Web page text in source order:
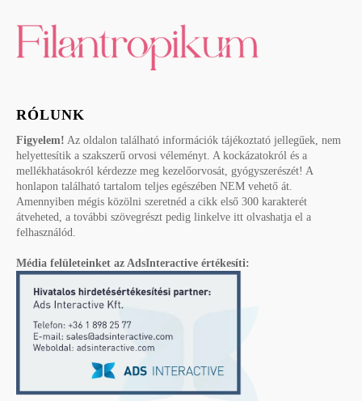
RÓLUNK
Figyelem! Az oldalon található információk tájékoztató jellegűek, nem
helyettesítik a szakszerű orvosi véleményt. A kockázatokról és a
mellékhatásokról kérdezze meg kezelőorvosát, gyógyszerészét! A
honlapon található tartalom teljes egészében NEM vehető át.
Amennyiben mégis közölni szeretnéd a cikk első 300 karakterét
átveheted, a további szövegrészt pedig linkelve itt olvashatja el a
felhasználód.
Média felületeinket az AdsInteractive értékesíti: